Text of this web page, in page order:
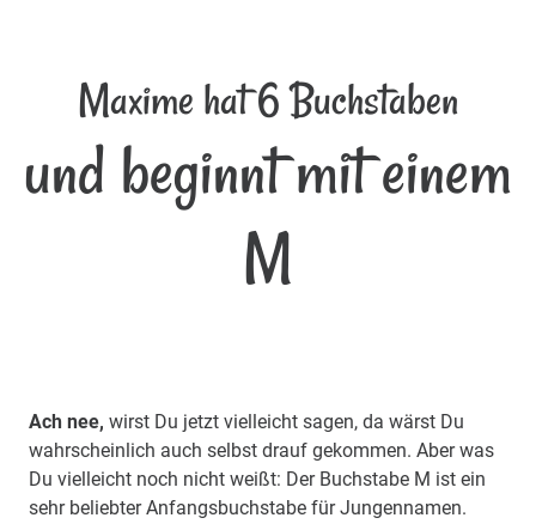
Maxime hat 6 Buchstaben
und beginnt mit einem
M
Ach nee, wirst Du jetzt vielleicht sagen, da wärst Du
wahrscheinlich auch selbst drauf gekommen. Aber was
Du vielleicht noch nicht weißt: Der Buchstabe M ist ein
sehr beliebter Anfangsbuchstabe für Jungennamen.